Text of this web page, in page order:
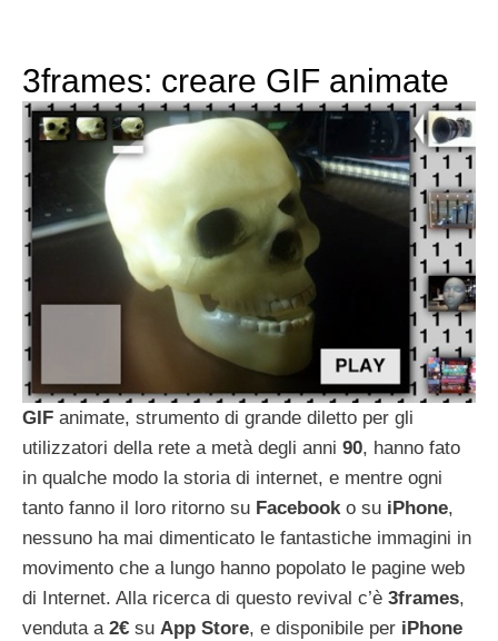
3frames: creare GIF animate
GIF animate, strumento di grande diletto per gli
utilizzatori della rete a metà degli anni 90, hanno fato
in qualche modo la storia di internet, e mentre ogni
tanto fanno il loro ritorno su Facebooko su iPhone,
nessuno ha mai dimenticato le fantastiche immagini in
movimento che a lungo hanno popolato le pagine web
di Internet. Alla ricerca di questo revival c’è 3frames,
venduta a 2€ su App Store, e disponibile per iPhone